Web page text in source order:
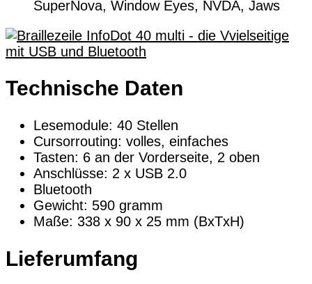
SuperNova, Window Eyes, NVDA, Jaws
Technische Daten
Lesemodule: 40 Stellen
Cursorrouting: volles, einfaches
Tasten: 6 an der Vorderseite, 2 oben
Anschlüsse: 2 x USB 2.0
Bluetooth
Gewicht: 590 gramm
Maße: 338 x 90 x 25 mm (BxTxH)
Lieferumfang